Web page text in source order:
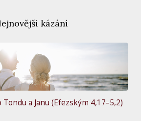
kázání
a Janu (Efezským 4,17–5,2)